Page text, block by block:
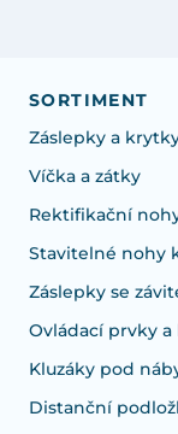
SORTIMENT
Záslepky a
Víčka a zátky
Rektifikační
Stavitelné nohy
Záslepky se
Ovládací prvky
Kluzáky pod
Distanční